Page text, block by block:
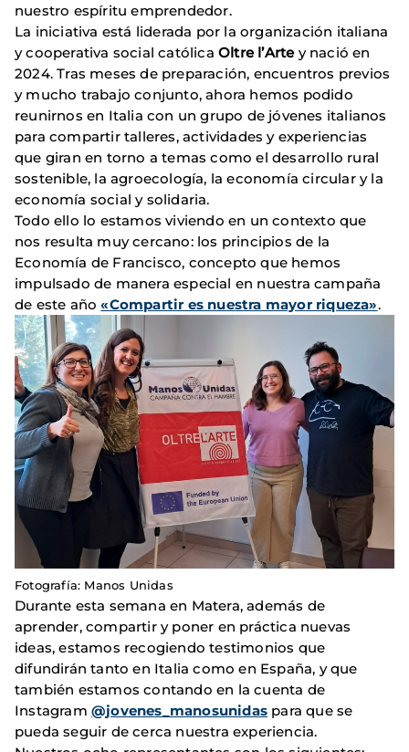
nuestro espíritu emprendedor.
La iniciativa está liderada por la organización italiana
y cooperativa social católica Oltre l’Artey nació en
2024. Tras meses de preparación, encuentros previos
y mucho trabajo conjunto, ahora hemos podido
reunirnos en Italia con un grupo de jóvenes italianos
para compartir talleres, actividades y experiencias
que giran en torno a temas como el desarrollo rural
sostenible, la agroecología, la economía circular y la
economía social y solidaria.
Todo ello lo estamos viviendo en un contexto que
nos resulta muy cercano: los principios de la
Economía de Francisco, concepto que hemos
impulsado de manera especial en nuestra campaña
de este año«Compartir es nuestra mayor riqueza».
Fotografía: Manos Unidas
Durante esta semana en Matera, además de
aprender, compartir y poner en práctica nuevas
ideas, estamos recogiendo testimonios que
difundirán tanto en Italia como en España, y que
también estamos contando en la cuenta de
Instagram @jovenes_manosunidas para que se
pueda seguir de cerca nuestra experiencia.